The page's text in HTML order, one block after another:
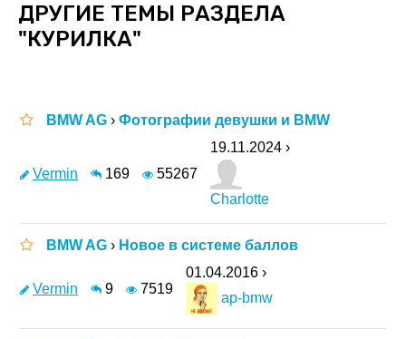
ДРУГИЕ ТЕМЫ РАЗДЕЛА
"КУРИЛКА"
BMW AG › Фотографии девушки и BMW
Vermin 169 55267
19.11.2024 ›
Charlotte
BMW AG › Новое в системе баллов
Vermin 9 7519
01.04.2016 ›
ap-bmw